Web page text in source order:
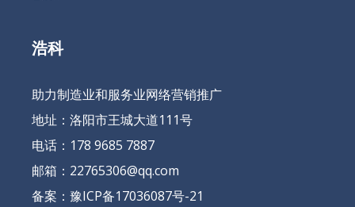
浩科
助力制造业和服务业网络营销推广
地址：洛阳市王城大道111号
电话：178 9685 7887
邮箱：22765306@qq.com
备案： 豫ICP备17036087号-21